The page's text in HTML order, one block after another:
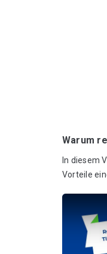
Warum
In diesem
Vorteile